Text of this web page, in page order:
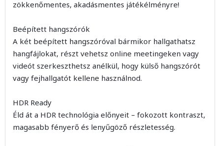
zökkenőmentes, akadásmentes játékélményre!
Beépített hangszórók
A két beépített hangszóróval bármikor hallgathatsz
hangfájlokat, részt vehetsz online meetingeken vagy
videót szerkeszthetsz anélkül, hogy külső hangszórót
vagy fejhallgatót kellene használnod.
HDR Ready
Éld át a HDR technológia előnyeit – fokozott kontraszt,
magasabb fényerő és lenyűgöző részletesség.